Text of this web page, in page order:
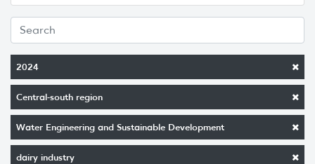
2024
Central-south region
Water Engineering and Sustainable Development
dairy industry